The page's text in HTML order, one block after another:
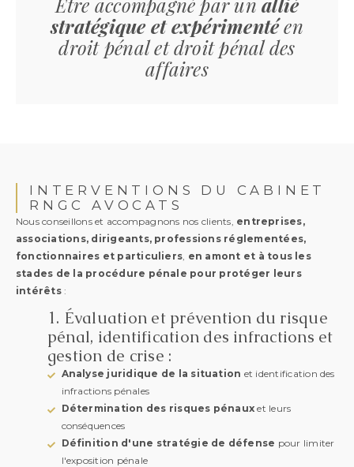
stratégique et expérimentéen
droit pénal et droit pénal des
affaires
INTERVENTIONS DU CABINET
RNGC AVOCATS
Nous conseillons et accompagnons nos clients, entreprises,
associations, dirigeants, professions réglementées,
fonctionnaires et particuliers en amont et à tous les
stades de la procédure pénale pour protéger leurs
intérêts:
1. Évaluation et prévention du risque
pénal, identification des infractions et
gestion de crise :
Analyse juridique de la situation et identification des
infractions pénales
Détermination des risques pénaux et leurs
conséquences
Définition d'une stratégie de défense pour limiter
l'exposition pénale